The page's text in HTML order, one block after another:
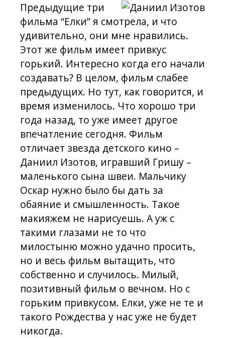
Предыдущие три
фильма “Елки” я смотрела, и что
удивительно, они мне нравились.
Этот же фильм имеет привкус
горький. Интересно когда его начали
создавать? В целом, фильм слабее
предыдущих. Но тут, как говорится, и
время изменилось. Что хорошо три
года назад, то уже имеет другое
впечатление сегодня. Фильм
отличает звезда детского кино –
Даниил Изотов, игравший Гришу –
маленького сына швеи. Мальчику
Оскар нужно было бы дать за
обаяние и смышленность. Такое
макияжем не нарисуешь. А уж с
такими глазами не то что
милостыню можно удачно просить,
но и весь фильм вытащить, что
собственно и случилось. Милый,
позитивный фильм о вечном. Но с
горьким привкусом. Елки, уже не те и
такого Рождества у нас уже не будет
никогда.